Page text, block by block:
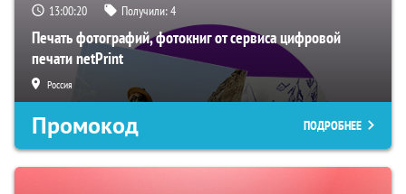
13:00:19 Получили:4
Печать фотографий, фотокниг от сервиса цифровой
печати netPrint
Россия
Промокод ПОДРОБНЕЕ